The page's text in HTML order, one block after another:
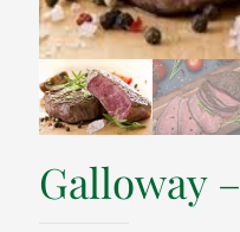
Galloway